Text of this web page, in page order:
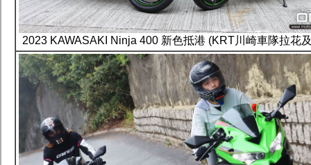
2023 KAWASAKI Ninja 400 新色抵港 (KRT川崎車隊拉花